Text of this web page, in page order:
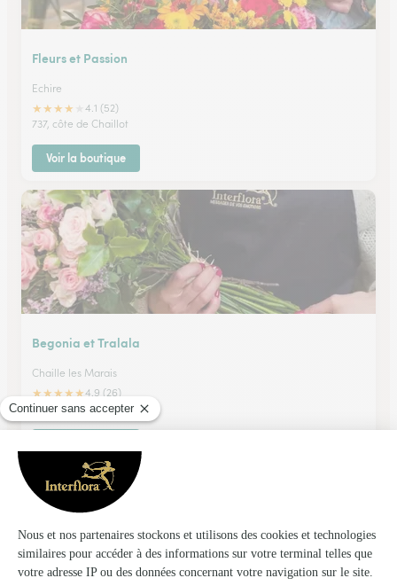
Fleurs et Passion
Echire
★★★★
4.1 (52)
737, côte de Chaillot
Voir la boutique
Begonia et Tralala
Chaille les Marais
★★★★★4.9 (26)
39 rue de l'an VI